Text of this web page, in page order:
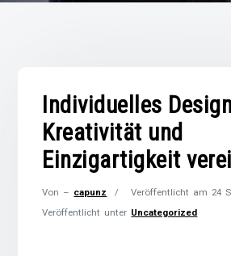
Individuelles
Kreativität und
Einzigartigkeit
Von – capunz Veröffentlicht am 24
Veröffentlicht unter Uncategorized